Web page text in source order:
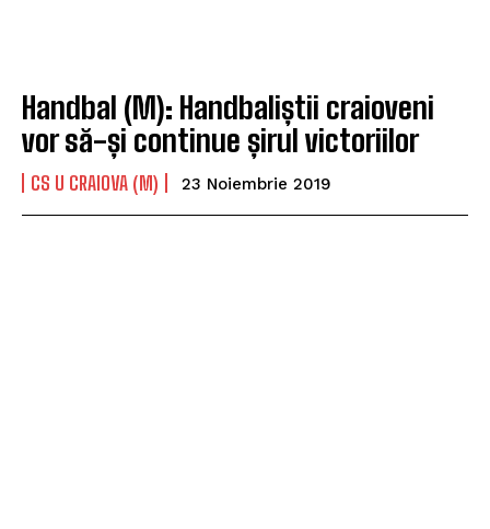
Handbal (M): Handbaliștii craioveni
vor să-și continue șirul victoriilor
CS U CRAIOVA (M) 23 Noiembrie 2019